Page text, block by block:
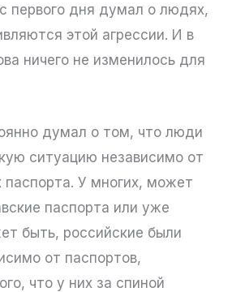
первого дня думал о людях,
этой агрессии. И в
ничего не изменилось для
думал о том, что люди
ситуацию независимо от
паспорта. У многих, может
паспорта или уже
быть, российские были
от паспортов,
что у них за спиной